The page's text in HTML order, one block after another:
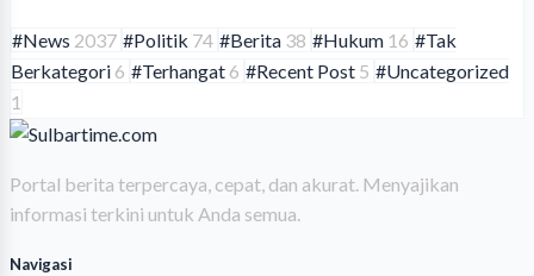
#News 2037 #Politik 74 #Berita 38 #Hukum 16 #Tak
Berkategori 6 #Terhangat 6 #Recent Post 5 #Uncategorized
1
Portal berita terpercaya, cepat, dan akurat. Menyajikan
informasi terkini untuk Anda semua.
Navigasi